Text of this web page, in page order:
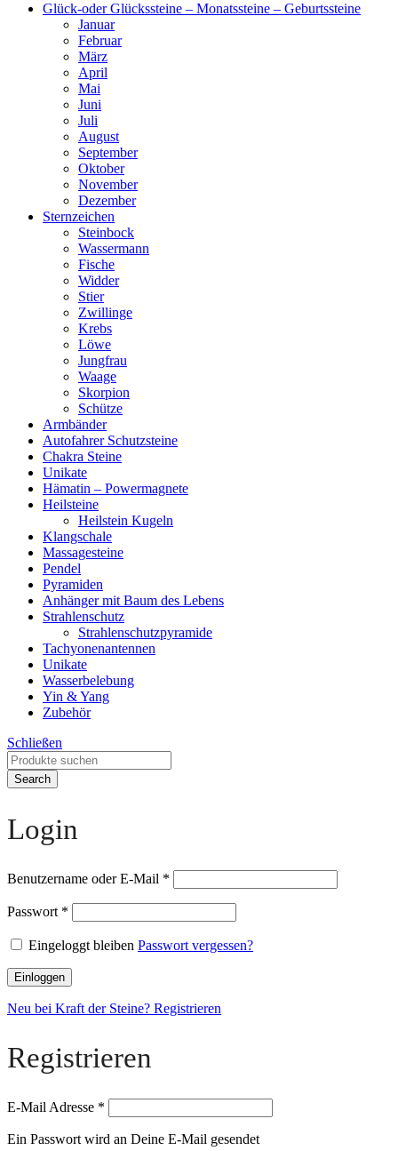
Glück-oder Glückssteine – Monatssteine – Geburtssteine
Januar
Februar
März
April
Mai
Juni
Juli
August
September
Oktober
November
Dezember
Sternzeichen
Steinbock
Wassermann
Fische
Widder
Stier
Zwillinge
Krebs
Löwe
Jungfrau
Waage
Skorpion
Schütze
Armbänder
Autofahrer Schutzsteine
Chakra Steine
Unikate
Hämatin – Powermagnete
Heilsteine
Heilstein Kugeln
Klangschale
Massagesteine
Pendel
Pyramiden
Anhänger mit Baum des Lebens
Strahlenschutz
Strahlenschutzpyramide
Tachyonenantennen
Unikate
Wasserbelebung
Yin & Yang
Zubehör
Schließen
Search
Login
Benutzername oder E-Mail *
Passwort *
Eingeloggt bleiben Passwort vergessen?
Einloggen
Neu bei Kraft der Steine? Registrieren
Registrieren
E-Mail Adresse *
Ein Passwort wird an Deine E-Mail gesendet